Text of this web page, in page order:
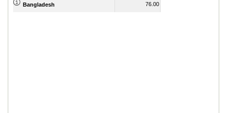
Bangladesh 76.00